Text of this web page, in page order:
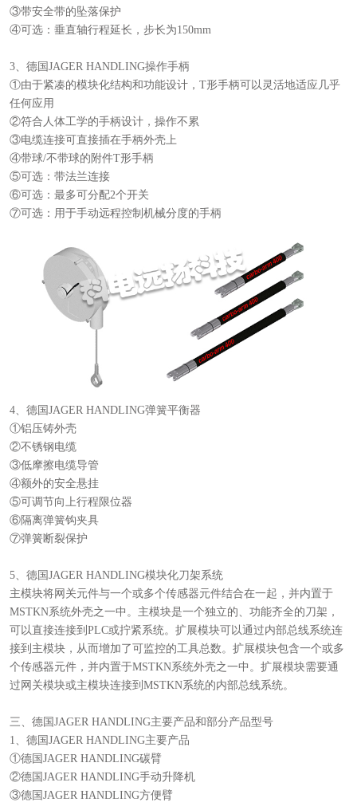
③带安全带的坠落保护
④可选：垂直轴行程延长，步长为150mm
3、德国JAGER HANDLING操作手柄
①由于紧凑的模块化结构和功能设计，T形手柄可以灵活地适应几乎
任何应用
②符合人体工学的手柄设计，操作不累
③电缆连接可直接插在手柄外壳上
④带球/不带球的附件T形手柄
⑤可选：带法兰连接
⑥可选：最多可分配2个开关
⑦可选：用于手动远程控制机械分度的手柄
4、德国JAGER HANDLING弹簧平衡器
①铝压铸外壳
②不锈钢电缆
③低摩擦电缆导管
④额外的安全悬挂
⑤可调节向上行程限位器
⑥隔离弹簧钩夹具
⑦弹簧断裂保护
5、德国JAGER HANDLING模块化刀架系统
主模块将网关元件与一个或多个传感器元件结合在一起，并内置于
MSTKN系统外壳之一中。主模块是一个独立的、功能齐全的刀架，
可以直接连接到PLC或拧紧系统。扩展模块可以通过内部总线系统连
接到主模块，从而增加了可监控的工具总数。扩展模块包含一个或多
个传感器元件，并内置于MSTKN系统外壳之一中。扩展模块需要通
过网关模块或主模块连接到MSTKN系统的内部总线系统。
三、德国JAGER HANDLING主要产品和部分产品型号
1、德国JAGER HANDLING主要产品
①德国JAGER HANDLING碳臂
②德国JAGER HANDLING手动升降机
③德国JAGER HANDLING方便臂